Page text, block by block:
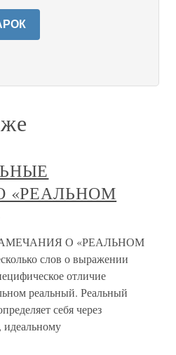
«РЕАЛЬНОМ
О «РЕАЛЬНОМ
слов о выражении
отличие
реальный. Реальный
себя через